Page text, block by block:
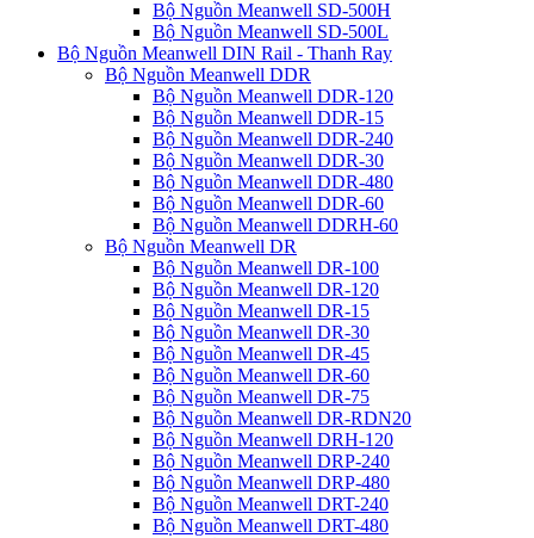
Bộ Nguồn Meanwell SD-500H
Bộ Nguồn Meanwell SD-500L
Bộ Nguồn Meanwell DIN Rail - Thanh Ray
Bộ Nguồn Meanwell DDR
Bộ Nguồn Meanwell DDR-120
Bộ Nguồn Meanwell DDR-15
Bộ Nguồn Meanwell DDR-240
Bộ Nguồn Meanwell DDR-30
Bộ Nguồn Meanwell DDR-480
Bộ Nguồn Meanwell DDR-60
Bộ Nguồn Meanwell DDRH-60
Bộ Nguồn Meanwell DR
Bộ Nguồn Meanwell DR-100
Bộ Nguồn Meanwell DR-120
Bộ Nguồn Meanwell DR-15
Bộ Nguồn Meanwell DR-30
Bộ Nguồn Meanwell DR-45
Bộ Nguồn Meanwell DR-60
Bộ Nguồn Meanwell DR-75
Bộ Nguồn Meanwell DR-RDN20
Bộ Nguồn Meanwell DRH-120
Bộ Nguồn Meanwell DRP-240
Bộ Nguồn Meanwell DRP-480
Bộ Nguồn Meanwell DRT-240
Bộ Nguồn Meanwell DRT-480